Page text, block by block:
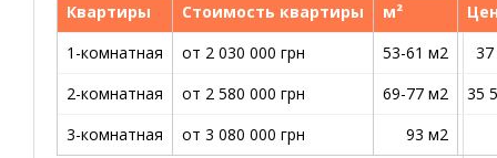
Квартиры Стоимость квартиры м²
1-комнатная
от 2 030 000 грн 53-61 м2
2-комнатная
от 2 580 000 грн 69-77 м2
35
3-комнатная
от 3 080 000 грн 93 м2